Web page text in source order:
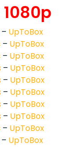
1080p
– UpToBox
– UpToBox
– UpToBox
– UpToBox
– UpToBox
– UpToBox
– UpToBox
– UpToBox
– UpToBox
– UpToBox